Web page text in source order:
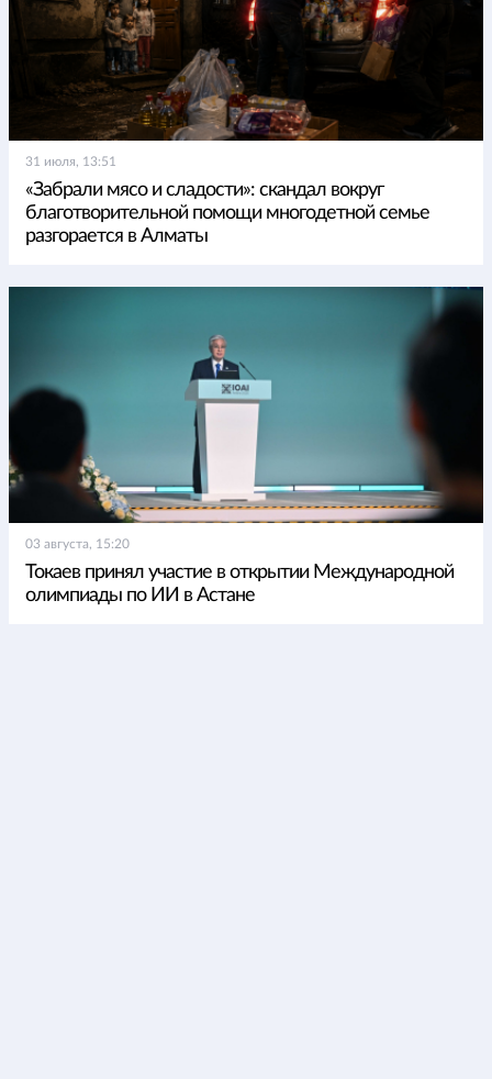
31 июля, 13:51
«Забрали мясо и сладости»: скандал вокруг
благотворительной помощи многодетной семье
разгорается в Алматы
03 августа, 15:20
Токаев принял участие в открытии Международной
олимпиады по ИИ в Астане